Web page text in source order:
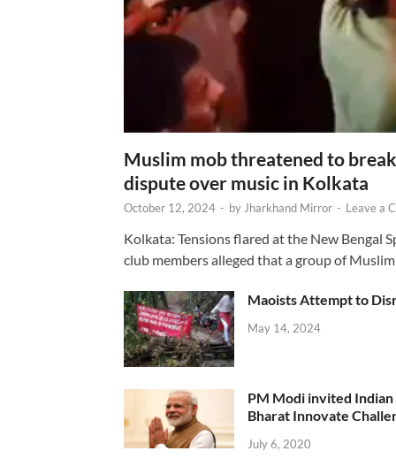
Muslim mob threatened to
dispute over music in Kolkata
October 12, 2024 - byJharkhand Mirror - Leave a
Kolkata: Tensions flared at the New Bengal
club members alleged that a group of
Maoists Attempt to
May 14, 2024
PM Modi invited
Bharat Innovate
July 6, 2020